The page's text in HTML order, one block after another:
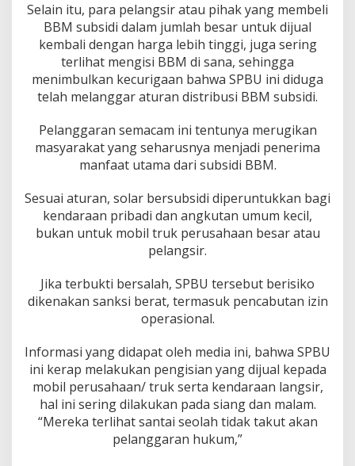
,
K
e
c
.
B
a
a
n
g
A
a
i
,
P
a
a
n
g
P
r
i
a
m
a
n
D
Selain itu, para pelangsir atau pihak yang membeli
BBM subsidi dalam jumlah besar untuk dijual
kembali dengan harga lebih tinggi, juga sering
terlihat mengisi BBM di sana, sehingga
menimbulkan kecurigaan bahwa SPBU ini diduga
telah melanggar aturan distribusi BBM subsidi.
Pelanggaran semacam ini tentunya merugikan
masyarakat yang seharusnya menjadi penerima
manfaat utama dari subsidi BBM.
Sesuai aturan, solar bersubsidi diperuntukkan bagi
kendaraan pribadi dan angkutan umum kecil,
bukan untuk mobil truk perusahaan besar atau
pelangsir.
Jika terbukti bersalah, SPBU tersebut berisiko
dikenakan sanksi berat, termasuk pencabutan izin
operasional.
Informasi yang didapat oleh media ini, bahwa SPBU
ini kerap melakukan pengisian yang dijual kepada
mobil perusahaan/ truk serta kendaraan langsir,
hal ini sering dilakukan pada siang dan malam.
“Mereka terlihat santai seolah tidak takut akan
pelanggaran hukum,”